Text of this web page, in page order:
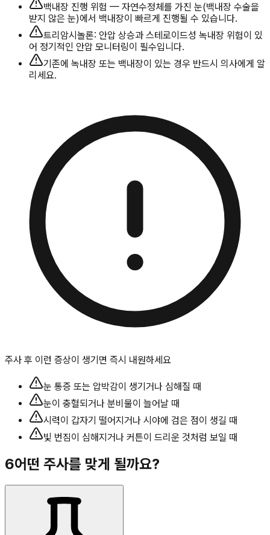
백내장 진행 위험 — 자연수정체를 가진 눈(백내장 수술을
받지 않은 눈)에서 백내장이 빠르게 진행될 수 있습니다.
트리암시놀론: 안압 상승과 스테로이드성 녹내장 위험이 있
어 정기적인 안압 모니터링이 필수입니다.
기존에 녹내장 또는 백내장이 있는 경우 반드시 의사에게 알
리세요.
주사 후 이런 증상이 생기면 즉시 내원하세요
눈 통증 또는 압박감이 생기거나 심해질 때
눈이 충혈되거나 분비물이 늘어날 때
시력이 갑자기 떨어지거나 시야에 검은 점이 생길 때
빛 번짐이 심해지거나 커튼이 드리운 것처럼 보일 때
6어떤 주사를 맞게 될까요?